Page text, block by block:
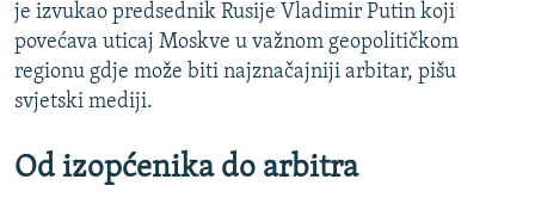
SVE KARTE DEJTONA
NASTANAK I RASPAD JUGOSLAVIJE
je izvukao predsednik Rusije Vladimir Putin koji
povećava uticaj Moskve u važnom geopolitičkom
regionu gdje može biti najznačajniji arbitar, pišu
svjetski mediji.
Od izopćenika do arbitra